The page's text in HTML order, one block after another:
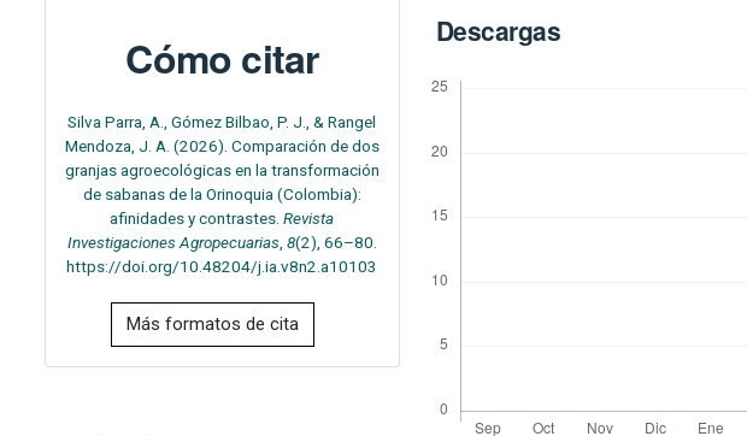
Cómo citar
Silva Parra, A., Gómez Bilbao, P. J., & Rangel
Mendoza, J. A. (2026). Comparación de dos
granjas agroecológicas en la transformación
de sabanas de la Orinoquia (Colombia):
afinidades y contrastes.Revista
Investigaciones Agropecuarias, 8(2), 66–80.
https://doi.org/10.48204/j.ia.v8n2.a10103
Más formatos de cita
Descargas